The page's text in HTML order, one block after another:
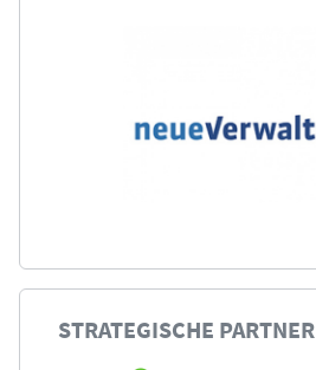
STRATEGISCHE PARTNER